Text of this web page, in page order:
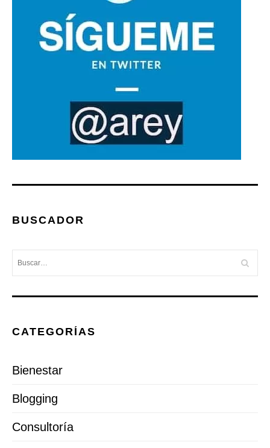
BUSCADOR
CATEGORÍAS
Bienestar
Blogging
Consultoría